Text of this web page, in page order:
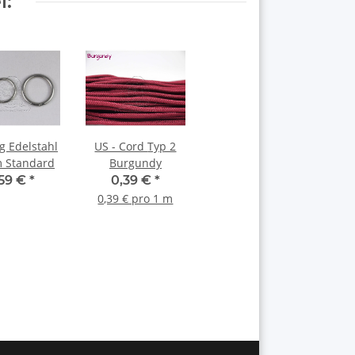
Edelstahl
Standard
€ *
US - Cord Typ 2
Burgundy
0,39 € *
0,39 € pro 1 m